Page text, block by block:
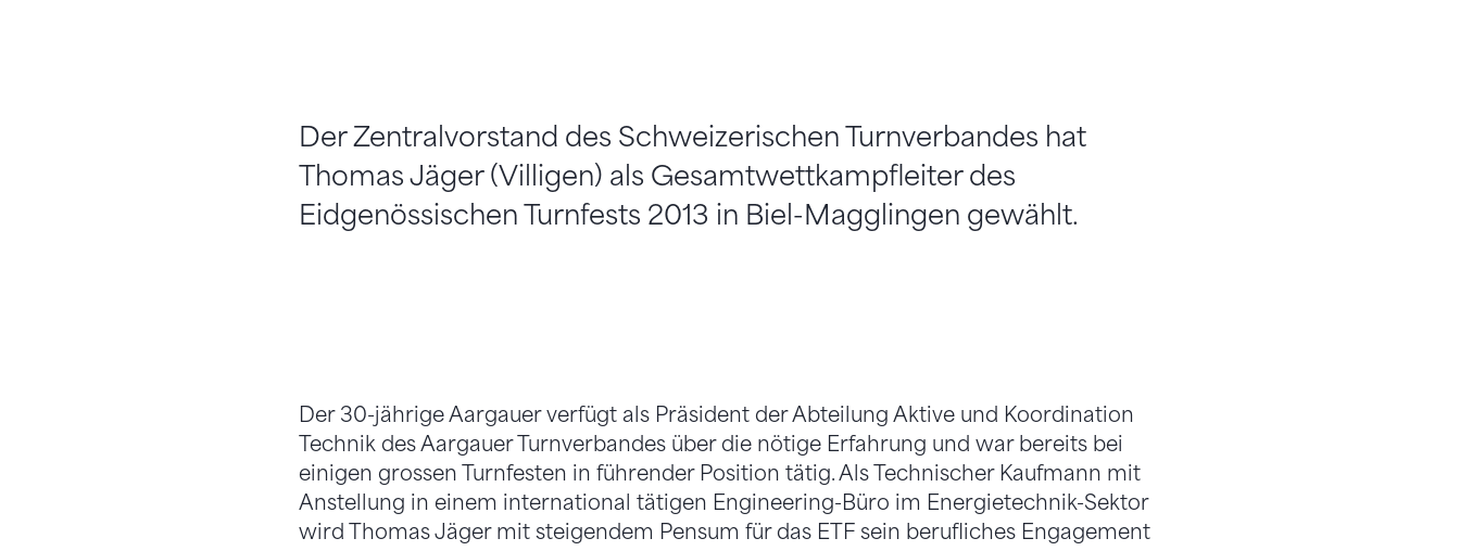
Der Zentralvorstand des Schweizerischen Turnverbandes hat
Thomas Jäger (Villigen) als Gesamtwettkampfleiter des
Eidgenössischen Turnfests 2013 in Biel-Magglingen gewählt.
Der 30-jährige Aargauer verfügt als Präsident der Abteilung Aktive und Koordination
Technik des Aargauer Turnverbandes über die nötige Erfahrung und war bereits bei
einigen grossen Turnfesten in führender Position tätig. Als Technischer Kaufmann mit
Anstellung in einem international tätigen Engineering-Büro im Energietechnik-Sektor
wird Thomas Jäger mit steigendem Pensum für das ETF sein berufliches Engagement